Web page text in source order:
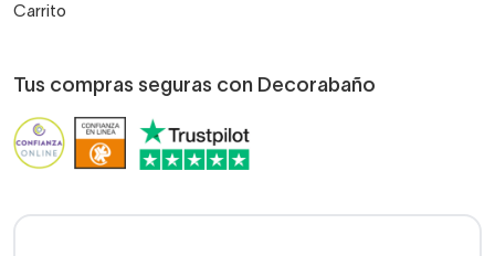
Carrito
Tus compras seguras con Decorabaño